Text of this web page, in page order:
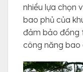
nhiều lựa chọn
bao phủ của
đảm bảo đồng
công năng bao